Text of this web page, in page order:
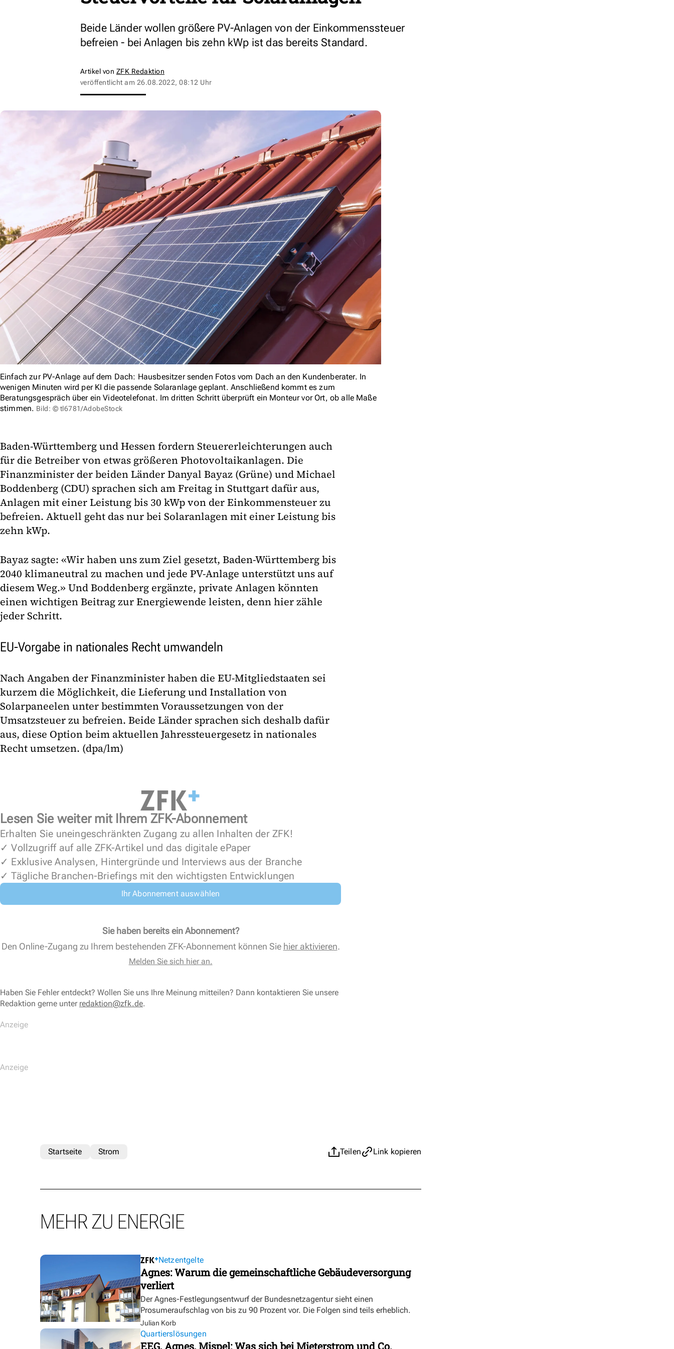
Beide Länder wollen größere PV-Anlagen von der Einkommenssteuer
befreien - bei Anlagen bis zehn kWp ist das bereits Standard.
Artikel von ZFK Redaktion
veröffentlicht am 26.08.2022, 08:12 Uhr
Einfach zur PV-Anlage auf dem Dach: Hausbesitzer senden Fotos vom Dach an den Kundenberater. In
wenigen Minuten wird per KI die passende Solaranlage geplant. Anschließend kommt es zum
Beratungsgespräch über ein Videotelefonat. Im dritten Schritt überprüft ein Monteur vor Ort, ob alle Maße
stimmen. Bild: © tl6781/AdobeStock
Baden-Württemberg und Hessen fordern Steuererleichterungen auch
für die Betreiber von etwas größeren Photovoltaikanlagen. Die
Finanzminister der beiden Länder Danyal Bayaz (Grüne) und Michael
Boddenberg (CDU) sprachen sich am Freitag in Stuttgart dafür aus,
Anlagen mit einer Leistung bis 30 kWp von der Einkommensteuer zu
befreien. Aktuell geht das nur bei Solaranlagen mit einer Leistung bis
zehn kWp.
Bayaz sagte: «Wir haben uns zum Ziel gesetzt, Baden-Württemberg bis
2040 klimaneutral zu machen und jede PV-Anlage unterstützt uns auf
diesem Weg.» Und Boddenberg ergänzte, private Anlagen könnten
einen wichtigen Beitrag zur Energiewende leisten, denn hier zähle
jeder Schritt.
EU-Vorgabe in nationales Recht umwandeln
Nach Angaben der Finanzminister haben die EU-Mitgliedstaaten sei
kurzem die Möglichkeit, die Lieferung und Installation von
Solarpaneelen unter bestimmten Voraussetzungen von der
Umsatzsteuer zu befreien. Beide Länder sprachen sich deshalb dafür
aus, diese Option beim aktuellen Jahressteuergesetz in nationales
Recht umsetzen. (dpa/lm)
Lesen Sie weiter mit Ihrem ZFK-Abonnement
Erhalten Sie uneingeschränkten Zugang zu allen Inhalten der ZFK!
✓ Vollzugriff auf alle ZFK-Artikel und das digitale ePaper
✓ Exklusive Analysen, Hintergründe und Interviews aus der Branche
✓ Tägliche Branchen-Briefings mit den wichtigsten Entwicklungen
Ihr Abonnement auswählen
Sie haben bereits ein Abonnement?
Den Online-Zugang zu Ihrem bestehenden ZFK-Abonnement können Sie hier aktivieren.
Melden Sie sich hier an.
Haben Sie Fehler entdeckt? Wollen Sie uns Ihre Meinung mitteilen? Dann kontaktieren Sie unsere
Redaktion gerne unter redaktion@zfk.de.
Teilen Link kopieren
Startseite Strom
MEHR ZU ENERGIE
Netzentgelte
Agnes: Warum die gemeinschaftliche Gebäudeversorgung
verliert
Der Agnes-Festlegungsentwurf der Bundesnetzagentur sieht einen
Prosumeraufschlag von bis zu 90 Prozent vor. Die Folgen sind teils erheblich.
Julian Korb
Quartierslösungen
EEG, Agnes, Mispel: Was sich bei Mieterstrom und Co.